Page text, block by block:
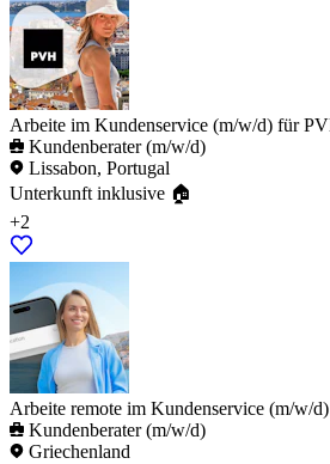
Arbeite im Kundenservice (m/w/d) für
Kundenberater (m/w/d)
Lissabon, Portugal
Unterkunft inklusive 🏠
+2
Arbeite remote im Kundenservice (m/w/
Kundenberater (m/w/d)
Griechenland